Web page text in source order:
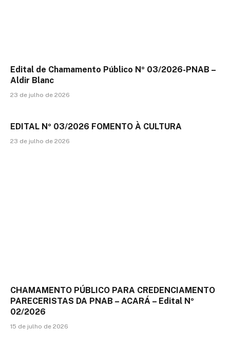
Edital de Chamamento Público Nº 03/2026-PNAB –
Aldir Blanc
23 de julho de 2026
EDITAL Nº 03/2026 FOMENTO À CULTURA
23 de julho de 2026
CHAMAMENTO PÚBLICO PARA CREDENCIAMENTO
PARECERISTAS DA PNAB – ACARÁ – Edital Nº
02/2026
15 de julho de 2026